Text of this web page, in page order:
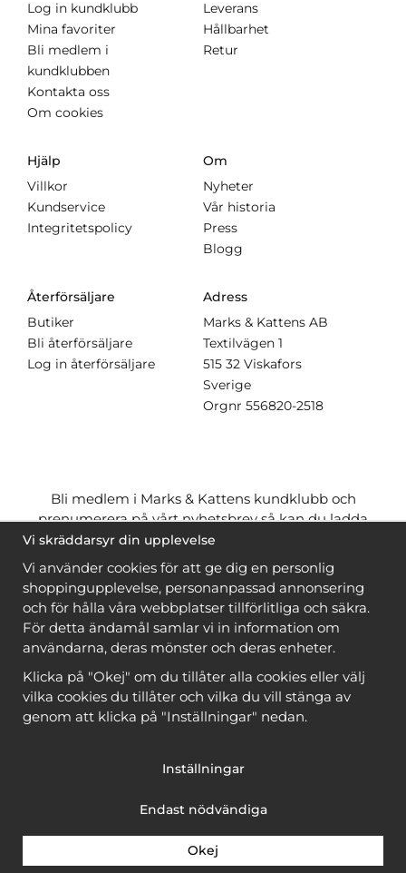
Log in kundklubb
Mina favoriter
Bli medlem i
kundklubben
Kontakta oss
Om cookies
Leverans
Hållbarhet
Retur
Hjälp
Villkor
Kundservice
Integritetspolicy
Om
Nyheter
Vår historia
Press
Blogg
Återförsäljare
Butiker
Bli återförsäljare
Log in återförsäljare
Adress
Marks & Kattens AB
Textilvägen 1
515 32 Viskafors
Sverige
Orgnr 556820-2518
Bli medlem i Marks & Kattens kundklubb och
prenumerera på vårt nyhetsbrev så kan du ladda
ner många mönstergratisoch få många
när du handlar garn till mönstret. Du ser vilka som
är
gratis när du är inloggad
Bli medlem
Copyright © 2026, Marks & Kattens AB
Vi skräddarsyr din upplevelse
Vi använder cookies för att ge dig en personlig
shoppingupplevelse, personanpassad annonsering
och för hålla våra webbplatser tillförlitliga och säkra.
För detta ändamål samlar vi in information om
användarna, deras mönster och deras enheter.
Klicka på "Okej" om du tillåter alla cookies eller välj
vilka cookies du tillåter och vilka du vill stänga av
genom att klicka på "Inställningar" nedan.
Inställningar
Endast nödvändiga
Okej